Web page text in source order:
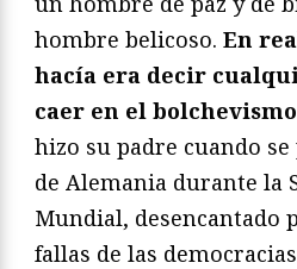
hombre belicoso. En
hacía era decir
caer en el bolchevismo
hizo su padre cuando
de Alemania durante la
Mundial, desencantado
fallas de las